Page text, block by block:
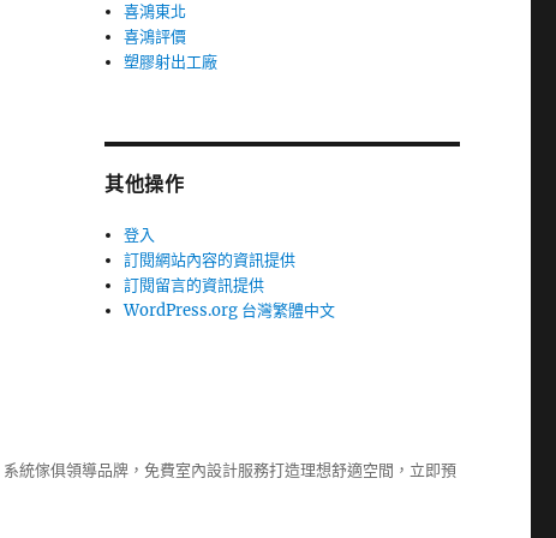
喜鴻東北
喜鴻評價
塑膠射出工廠
其他操作
登入
訂閱網站內容的資訊提供
訂閱留言的資訊提供
WordPress.org 台灣繁體中文
系統傢俱領導品牌，免費室內設計服務打造理想舒適空間，立即預